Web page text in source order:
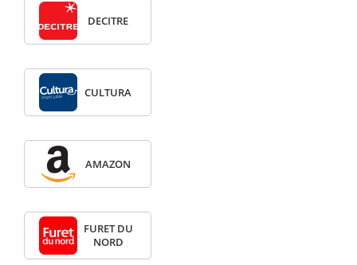
DECITRE
CULTURA
AMAZON
FURET DU
NORD